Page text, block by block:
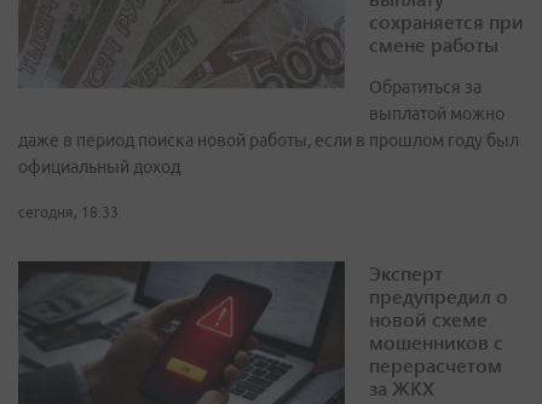
сохраняется при
смене работы
Обратиться за
выплатой можно
даже в период поиска новой работы, если в прошлом году был
официальный доход
сегодня, 18:33
Эксперт
предупредил о
новой схеме
мошенников с
перерасчетом
за ЖКХ